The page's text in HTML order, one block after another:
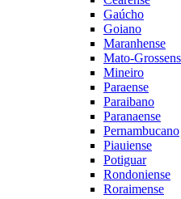
Gaúcho
Goiano
Maranhense
Mato-
Mineiro
Paraense
Paraibano
Paranaense
Pernambucano
Piauiense
Potiguar
Rondoniense
Roraimense